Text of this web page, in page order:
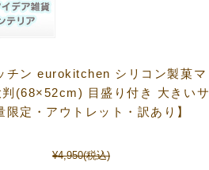
チン eurokitchen シリコン製菓マ
判(68×52cm) 目盛り付き 大きいサ
限定・アウトレット・訳あり】
¥4,950(税込)